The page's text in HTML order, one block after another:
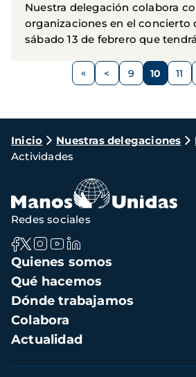
Nuestra delegación colabora
organizaciones en el concierto
sábado 13 de febrero que
los refugiados sirios.
Paginación
Página
< Página
9 Página
10 11
Ruta
de
navegación
Inicio Nuestras delegaciones
Actividades
Navegación
principal
Quienes somos
Qué hacemos
Dónde trabajamos
Colabora
Actualidad
Redes sociales